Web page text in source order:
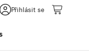
Přihlásit se